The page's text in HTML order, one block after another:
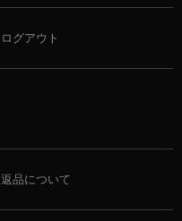
ログアウト
返品について